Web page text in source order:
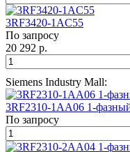
3RF3420-1AC55
По запросу
20 292 р.
Siemens Industry Mall:
3RF2310-1AA06 1-
По запросу